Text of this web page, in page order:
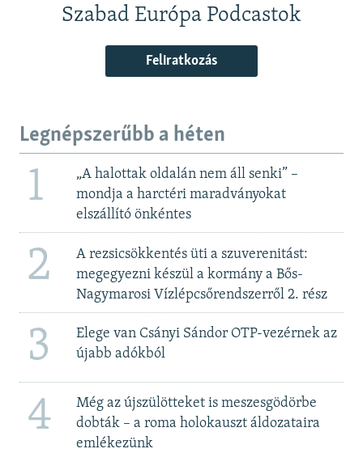
Szabad Európa Podcastok
Feliratkozás
Legnépszerűbb a héten
1
„A halottak oldalán nem áll senki” –
mondja a harctéri maradványokat
elszállító önkéntes
2
A rezsicsökkentés üti a szuverenitást:
megegyezni készül a kormány a Bős-
Nagymarosi Vízlépcsőrendszerről 2. rész
3
Elege van Csányi Sándor OTP-vezérnek az
újabb adókból
4
Még az újszülötteket is meszesgödörbe
dobták – a roma holokauszt áldozataira
emlékezünk